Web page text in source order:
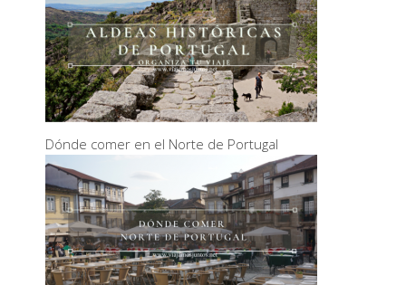
Dónde comer en el Norte de Portugal